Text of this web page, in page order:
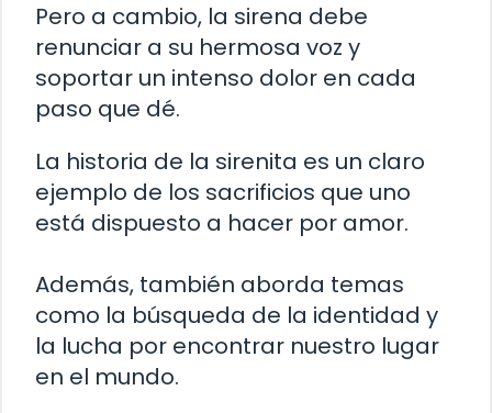
Pero a cambio, la sirena debe
renunciar a su hermosa voz y
soportar un intenso dolor en cada
paso que dé.
La historia de la sirenita es un claro
ejemplo de los sacrificios que uno
está dispuesto a hacer por amor.
Además, también aborda temas
como la búsqueda de la identidad y
la lucha por encontrar nuestro lugar
en el mundo.